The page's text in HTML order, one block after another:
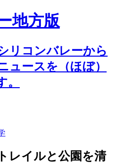
地方版
リコンバレーから
ュースを（ほぼ）
レイルと公園を清